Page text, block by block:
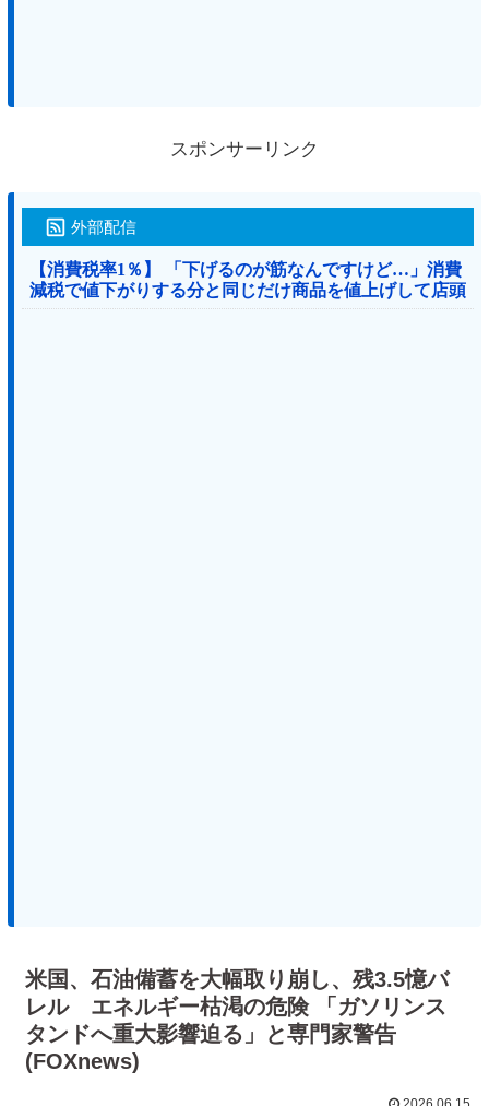
スポンサーリンク
外部配信
【消費税率1％】 「下げるのが筋なんですけど…」消費
減税で値下がりする分と同じだけ商品を値上げして店頭
価格を変えない店も
米国、石油備蓄を大幅取り崩し、残3.5憶バ
レル エネルギー枯渇の危険 「ガソリンス
タンドへ重大影響迫る」と専門家警告
(FOXnews)